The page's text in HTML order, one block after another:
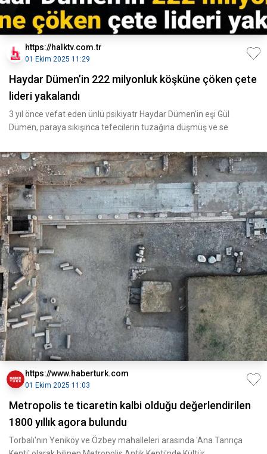
https://halktv.com.tr
01 Ekim 2025 11:29
Haydar Dümen’in 222 milyonluk köşküne çöken çete
lideri yakalandı
3 yıl önce vefat eden ünlü psikiyatr Haydar Dümen'in eşi Gül
Dümen, paraya sıkışınca tefecilerin tuzağına düşmüş ve se
https://www.haberturk.com
01 Ekim 2025 11:03
Metropolis te ticaretin kalbi olduğu değerlendirilen
1800 yıllık agora bulundu
Torbalı'nın Yeniköy ve Özbey mahalleleri arasında 'Ana Tanrıça